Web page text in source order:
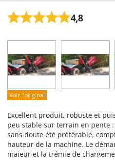
4,8
Facilité d'utilisation
Qualité / Prix
Facilité de montage
Voir l'original
Excellent produit, robuste et
peu stable sur terrain en pente
sans doute été préférable,
hauteur de la machine. Le
majeur et la trémie de